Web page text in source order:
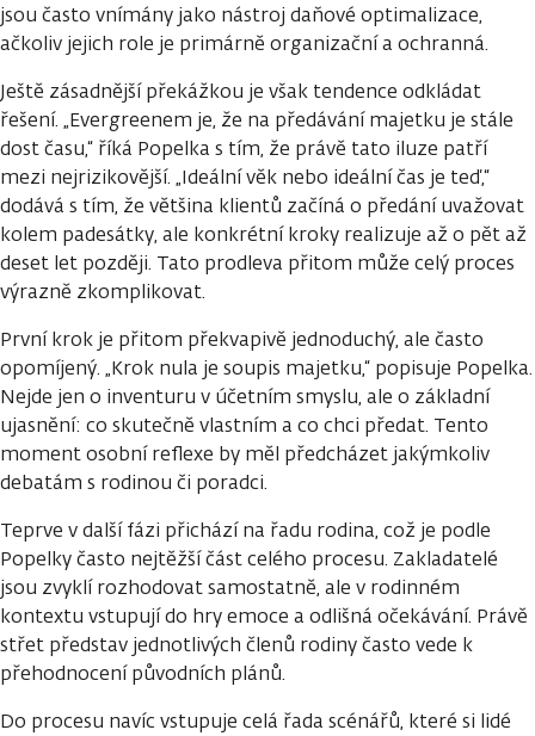
jsou často vnímány jako nástroj daňové optimalizace,
ačkoliv jejich role je primárně organizační a ochranná.
Ještě zásadnější překážkou je však tendence odkládat
řešení. „Evergreenem je, že na předávání majetku je stále
dost času,“ říká Popelka s tím, že právě tato iluze patří
mezi nejrizikovější. „Ideální věk nebo ideální čas je teď,“
dodává s tím, že většina klientů začíná o předání uvažovat
kolem padesátky, ale konkrétní kroky realizuje až o pět až
deset let později. Tato prodleva přitom může celý proces
výrazně zkomplikovat.
První krok je přitom překvapivě jednoduchý, ale často
opomíjený. „Krok nula je soupis majetku,“ popisuje Popelka.
Nejde jen o inventuru v účetním smyslu, ale o základní
ujasnění: co skutečně vlastním a co chci předat. Tento
moment osobní reflexe by měl předcházet jakýmkoliv
debatám s rodinou či poradci.
Teprve v další fázi přichází na řadu rodina, což je podle
Popelky často nejtěžší část celého procesu. Zakladatelé
jsou zvyklí rozhodovat samostatně, ale v rodinném
kontextu vstupují do hry emoce a odlišná očekávání. Právě
střet představ jednotlivých členů rodiny často vede k
přehodnocení původních plánů.
Do procesu navíc vstupuje celá řada scénářů, které si lidé